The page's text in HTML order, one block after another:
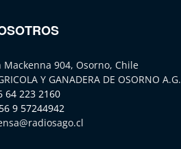
Mackenna 904, Osorno, Chile
Y GANADERA DE OSORNO A.G.
64 223 2160
9 57244942